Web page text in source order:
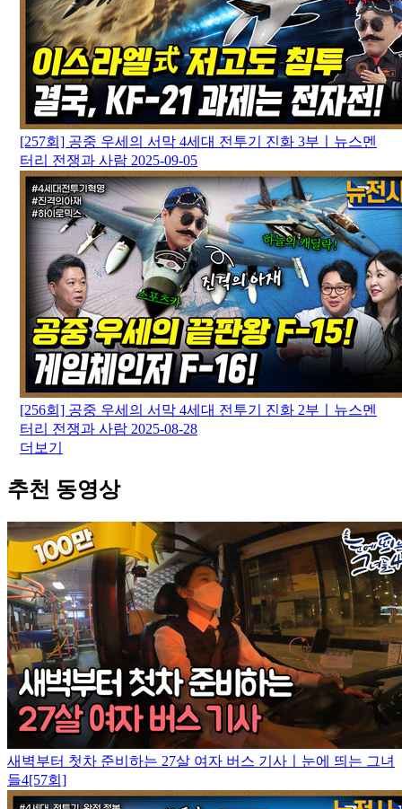
[257회] 공중 우세의 서막 4세대 전투기 진화 3부ㅣ뉴스멘
터리 전쟁과 사람 2025-09-05
[256회] 공중 우세의 서막 4세대 전투기 진화 2부ㅣ뉴스멘
터리 전쟁과 사람 2025-08-28
더보기
추천 동영상
새벽부터 첫차 준비하는 27살 여자 버스 기사ㅣ눈에 띄는 그녀
들4[57회]